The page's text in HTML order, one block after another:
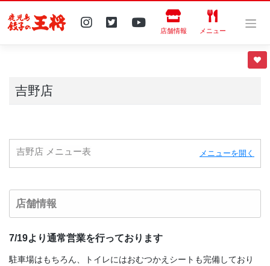
content
店舗情報 メニュー
吉野店
吉野店 メニュー表 メニューを開く
店舗情報
7/19より通常営業を行っております
駐車場はもちろん、トイレにはおむつかえシートも完備しており